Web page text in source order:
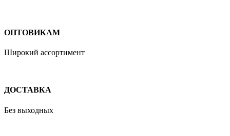
ОПТОВИКАМ
Широкий ассортимент
ДОСТАВКА
Без выходных